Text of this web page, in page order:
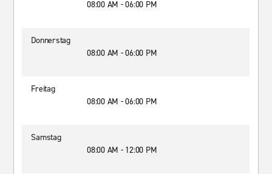
08:00 AM - 06:00 PM
Donnerstag
08:00 AM - 06:00 PM
Freitag
08:00 AM - 06:00 PM
Samstag
08:00 AM - 12:00 PM